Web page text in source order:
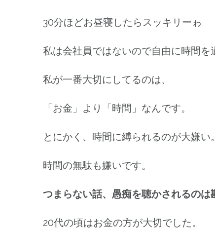
30分ほどお昼寝したらスッキリーゎ
私は会社員ではないので自由に時間を
私が一番大切にしてるのは、
「お金」より「時間」なんです。
とにかく、時間に縛られるのが大嫌い。
時間の無駄も嫌いです。
つまらない話、愚痴を聴かされるのは
20代の頃はお金の方が大切でした。